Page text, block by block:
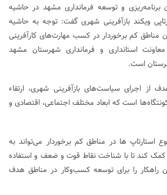
و توسعه فرمانداری مشهد در حاشیه
ویکند بازآفرینی شهری گفت: توجه به حاشیه
مناطق کم برخوردار در کسب مهارت‌های کارآفرینی
استانداری و فرمانداری شهرستان مشهد
است.
از اجرای سیاست‌های بازآفرینی شهری، ارتقاء
است که ابعاد مختلف اجتماعی، اقتصادی و
استارتاپ ها در مناطق کم برخوردار می‌تواند به
کند تا با شناخت نقاط قوت و ضعف و استفاده
راهکار را برای توسعه کسب‌وکار در مناطق هدف